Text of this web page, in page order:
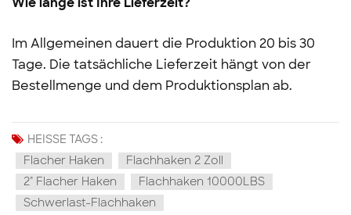
Im Allgemeinen dauert die Produktion 20 bis 30
Tage. Die tatsächliche Lieferzeit hängt von der
Bestellmenge und dem Produktionsplan ab.
HEISSE TAGS :
Flacher Haken
Flachhaken 2 Zoll
2" Flacher Haken
Flachhaken 10000LBS
Schwerlast-Flachhaken